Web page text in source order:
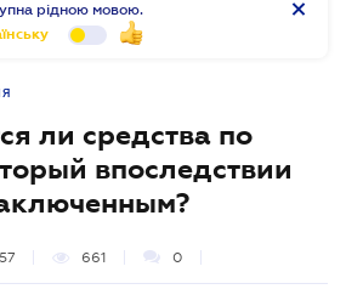
рідною мовою.
ли средства по
впоследствии
661 0